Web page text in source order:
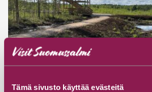
Tämä sivusto käyttää evästeitä